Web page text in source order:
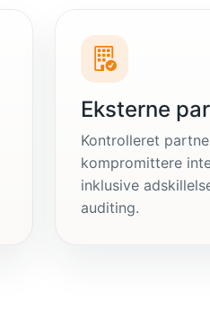
Eksterne
Kontrolleret
kompromittere
inklusive
auditing.